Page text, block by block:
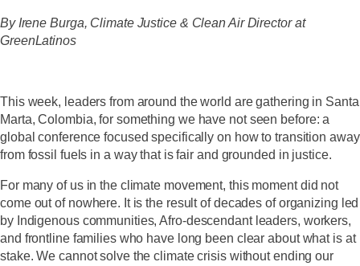
By Irene Burga, Climate Justice & Clean Air Director at
GreenLatinos
This week, leaders from around the world are gathering in Santa
Marta, Colombia, for something we have not seen before: a
global conference focused specifically on how to transition away
from fossil fuels in a way that is fair and grounded in justice.
For many of us in the climate movement, this moment did not
come out of nowhere. It is the result of decades of organizing led
by Indigenous communities, Afro-descendant leaders, workers,
and frontline families who have long been clear about what is at
stake. We cannot solve the climate crisis without ending our